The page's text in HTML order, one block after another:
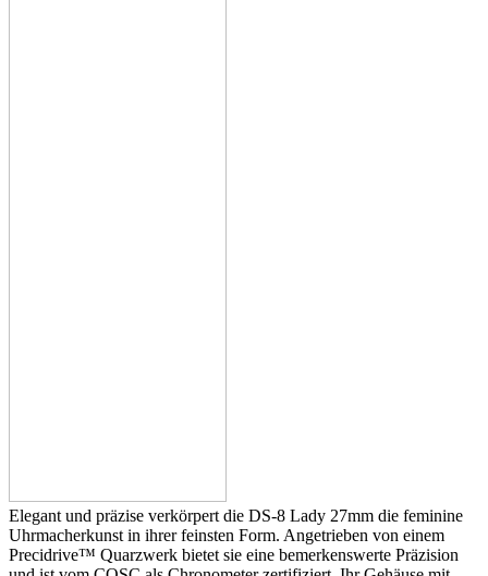
Elegant und präzise verkörpert die DS-8 Lady 27mm die feminine
Uhrmacherkunst in ihrer feinsten Form. Angetrieben von einem
Precidrive™ Quarzwerk bietet sie eine bemerkenswerte Präzision